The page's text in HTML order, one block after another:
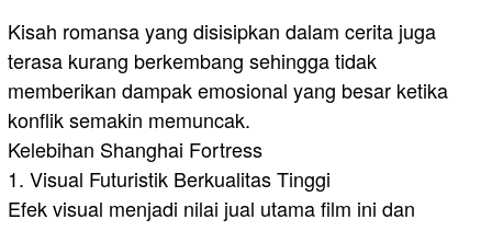
Kisah romansa yang disisipkan dalam cerita juga
terasa kurang berkembang sehingga tidak
memberikan dampak emosional yang besar ketika
konflik semakin memuncak.
Kelebihan Shanghai Fortress
1. Visual Futuristik Berkualitas Tinggi
Efek visual menjadi nilai jual utama film ini dan